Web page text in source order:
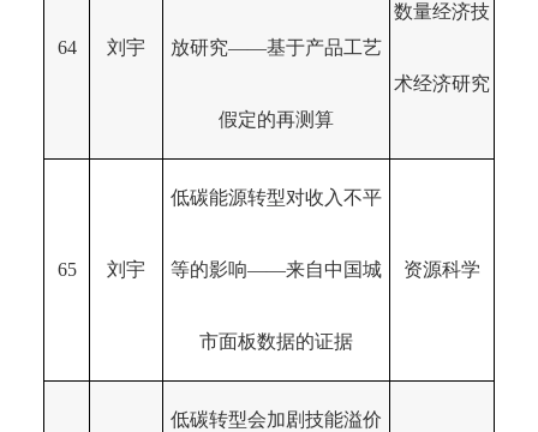
64 刘宇 放研究——基于产品工艺
假定的再测算
数量经济技
术经济研究
65 刘宇
低碳能源转型对收入不平
等的影响——来自中国城
市面板数据的证据
资源科学
低碳转型会加剧技能溢价